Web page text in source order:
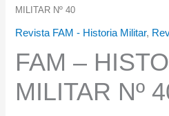
MILITAR Nº 40
Revista FAM - Historia Militar,
FAM –
MILITAR Nº